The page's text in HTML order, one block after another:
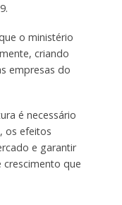
o ministério
criando
empresas do
é necessário
os efeitos
e garantir
que